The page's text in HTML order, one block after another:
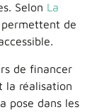
Selon La
permettent de
de financer
la réalisation
pose dans les